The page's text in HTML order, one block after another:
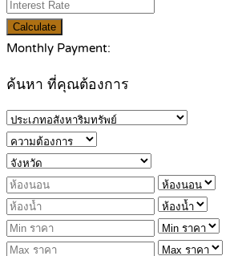
Calculate
Monthly Payment:
ค้นหา ที่คุณต้องการ